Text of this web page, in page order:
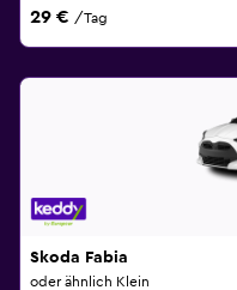
29 € /Tag
Skoda Fabia
oder ähnlich Klein